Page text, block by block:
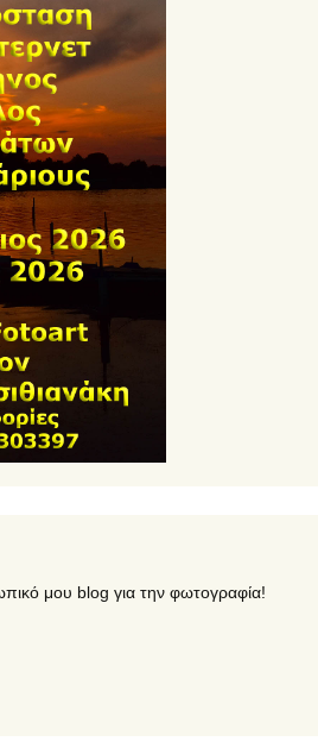
μου blog για την φωτογραφία!